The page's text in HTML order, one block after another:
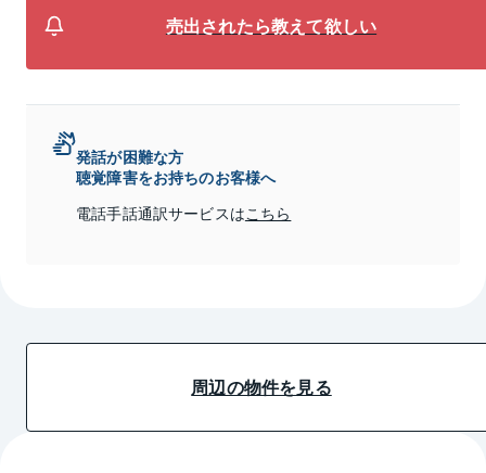
売出されたら教えて欲しい
発話が困難な方
聴覚障害をお持ちのお客様へ
電話手話通訳サービスはこちら
周辺の物件を見る